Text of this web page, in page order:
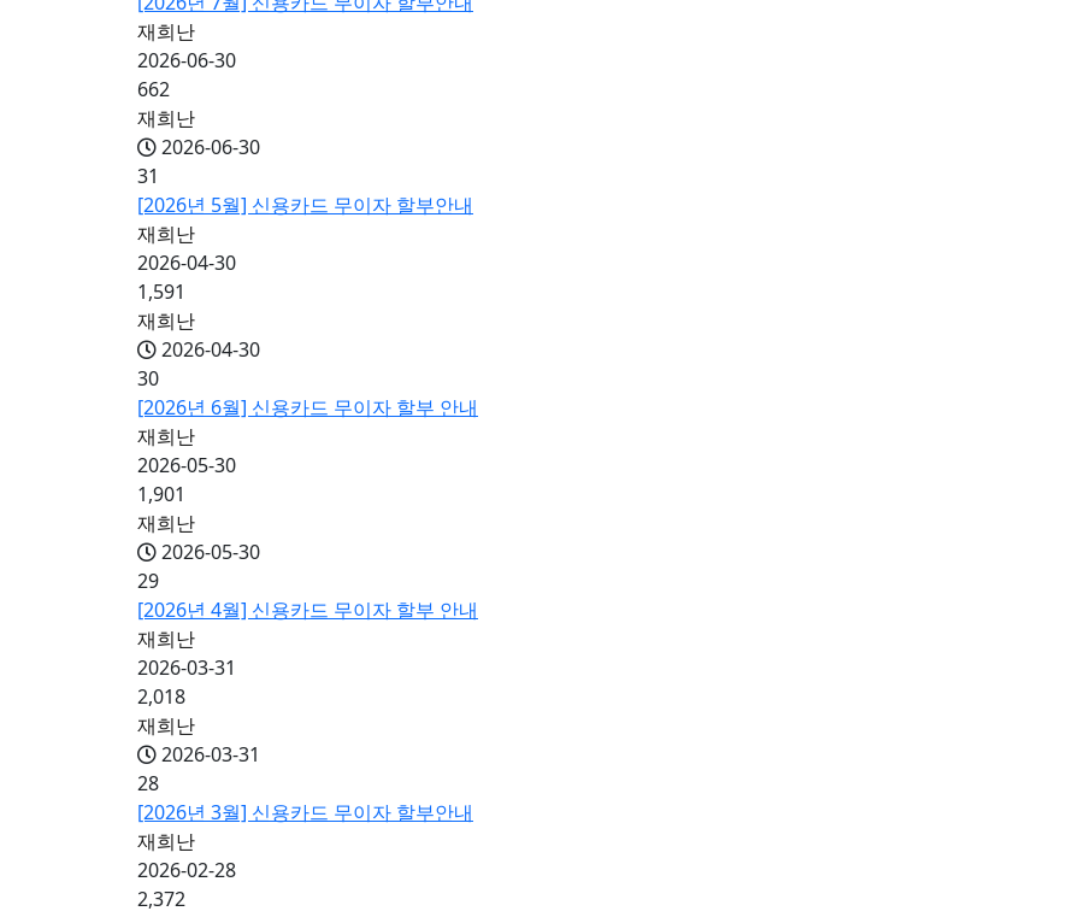
재희난
2026-06-30
662
재희난
2026-06-30
31
[2026년 5월] 신용카드 무이자 할부안내
재희난
2026-04-30
1,591
재희난
2026-04-30
30
[2026년 6월] 신용카드 무이자 할부 안내
재희난
2026-05-30
1,901
재희난
2026-05-30
29
[2026년 4월] 신용카드 무이자 할부 안내
재희난
2026-03-31
2,018
재희난
2026-03-31
28
[2026년 3월] 신용카드 무이자 할부안내
재희난
2026-02-28
2,372